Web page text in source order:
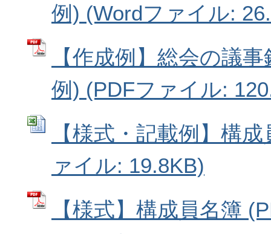
例) (Wordファイル:
【作成例】総会の議
例) (PDFファイル:
【様式・記載例】構
ァイル: 19.8KB)
【様式】構成員名簿